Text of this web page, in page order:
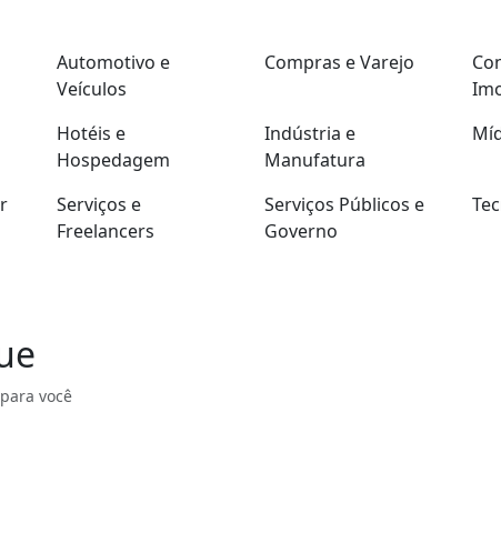
Automotivo e
Veículos
Compras e Varejo
Hotéis e
Hospedagem
Indústria e
Manufatura
Serviços e
Freelancers
Serviços Públicos e
Governo
você